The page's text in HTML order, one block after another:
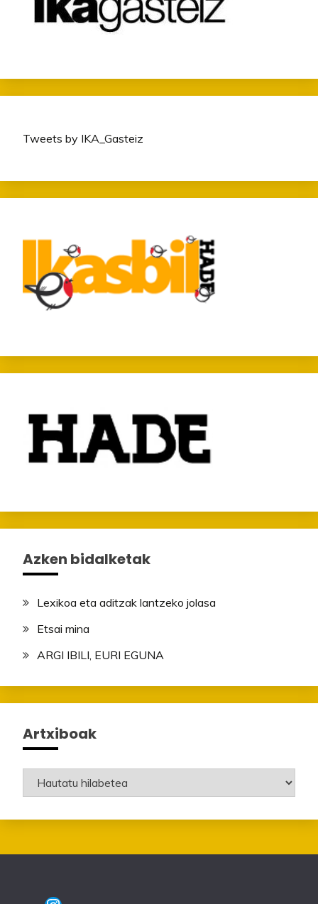
Tweets by IKA_Gasteiz
Azken bidalketak
Lexikoa eta aditzak lantzeko jolasa
Etsai mina
ARGI IBILI, EURI EGUNA
Artxiboak
Artxiboak